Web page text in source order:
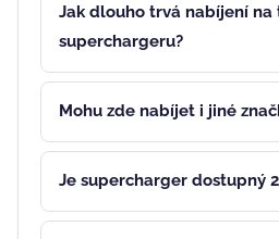
Jak dlouho trvá nabíjení na
superchargeru?
Mohu zde nabíjet i jiné
Je supercharger dostupný